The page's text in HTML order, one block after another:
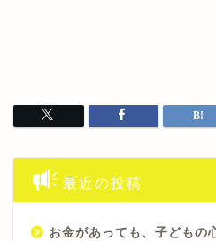
最近の投稿
お金があっても、子どもの